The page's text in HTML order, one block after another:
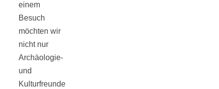
einem
Besuch
möchten wir
nicht nur
Archäologie-
und
Kulturfreunde